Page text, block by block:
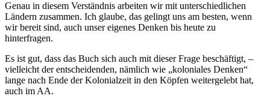
Genau in diesem Verständnis arbeiten wir mit unterschiedlichen
Ländern zusammen. Ich glaube, das gelingt uns am besten, wenn
wir bereit sind, auch unser eigenes Denken bis heute zu
hinterfragen.
Es ist gut, dass das Buch sich auch mit dieser Frage beschäftigt, –
vielleicht der entscheidenden, nämlich wie „koloniales Denken“
lange nach Ende der Kolonialzeit in den Köpfen weitergelebt hat,
auch im AA.